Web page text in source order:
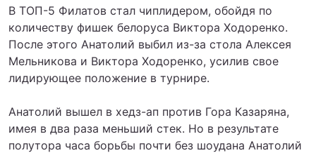
В ТОП-5 Филатов стал чиплидером, обойдя по
количеству фишек белоруса Виктора Ходоренко.
После этого Анатолий выбил из-за стола Алексея
Мельникова и Виктора Ходоренко, усилив свое
лидирующее положение в турнире.
Анатолий вышел в хедз-ап против Гора Казаряна,
имея в два раза меньший стек. Но в результате
полутора часа борьбы почти без шоудана Анатолий